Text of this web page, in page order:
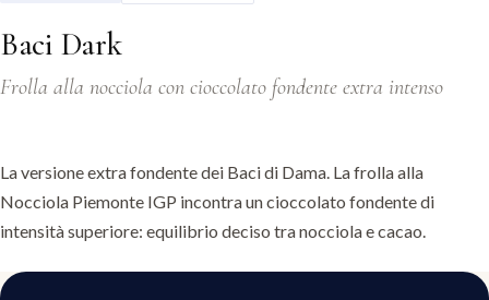
Baci Dark
Frolla alla nocciola con cioccolato fondente extra intenso
La versione extra fondente dei Baci di Dama. La frolla alla
Nocciola Piemonte IGP incontra un cioccolato fondente di
intensità superiore: equilibrio deciso tra nocciola e cacao.